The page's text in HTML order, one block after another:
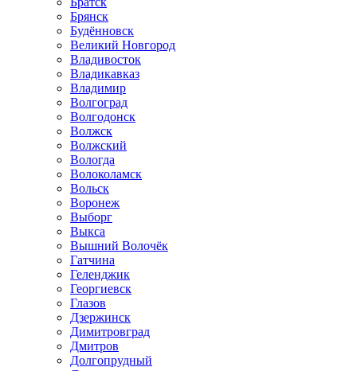
Брянск
Будённовск
Великий Новгород
Владивосток
Владикавказ
Владимир
Волгоград
Волгодонск
Волжск
Волжский
Вологда
Волоколамск
Вольск
Воронеж
Выборг
Выкса
Вышний Волочёк
Гатчина
Геленджик
Георгиевск
Глазов
Дзержинск
Димитровград
Дмитров
Долгопрудный